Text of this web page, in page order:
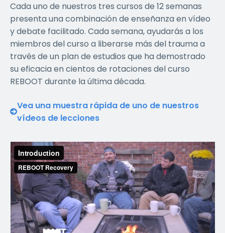
Cada uno de nuestros tres cursos de 12 semanas
presenta una combinación de enseñanza en vídeo
y debate facilitado. Cada semana, ayudarás a los
miembros del curso a liberarse más del trauma a
través de un plan de estudios que ha demostrado
su eficacia en cientos de rotaciones del curso
REBOOT durante la última década.
Vea una muestra rápida de uno de nuestros
vídeos de lecciones